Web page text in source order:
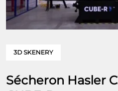
3D SKENERY
Sécheron Hasler